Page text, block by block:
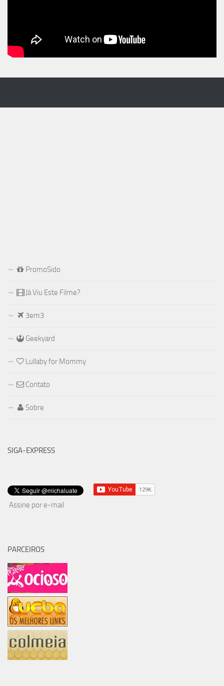
PromoSido
Já Viu Este Filme?
3em3
Geekyard
Lullaby for Mommy
Contato
Sobre
SIGA-EXPRESS
Assine por e-mail
PARCEIROS